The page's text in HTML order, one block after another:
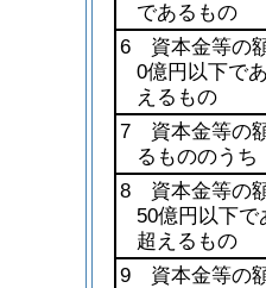
であるもの
6 資本金等の
0億円以下で
えるもの
7 資本金等の
るもののうち
8 資本金等の
50億円以下
超えるもの
9 資本金等の